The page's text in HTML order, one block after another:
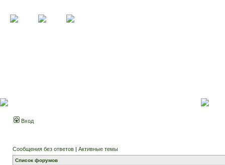
Вход
Сообщения без ответов | Активные темы
Список форумов